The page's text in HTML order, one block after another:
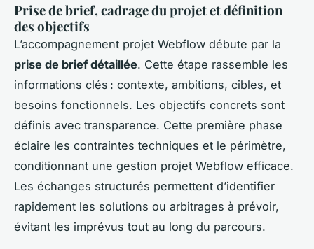
Prise de brief, cadrage du projet et définition
des objectifs
L’accompagnement projet Webflow débute par la
prise de brief détaillée. Cette étape rassemble les
informations clés : contexte, ambitions, cibles, et
besoins fonctionnels. Les objectifs concrets sont
définis avec transparence. Cette première phase
éclaire les contraintes techniques et le périmètre,
conditionnant une gestion projet Webflow efficace.
Les échanges structurés permettent d’identifier
rapidement les solutions ou arbitrages à prévoir,
évitant les imprévus tout au long du parcours.